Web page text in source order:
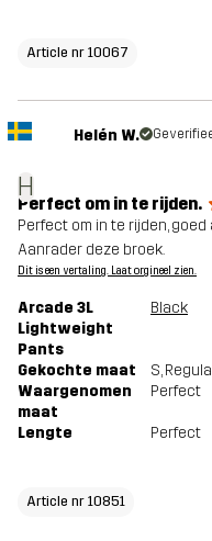
Article nr 10067
H
Helén W.
Perfect om in te rijden.
Perfect om in te rijden,
Aanrader deze broek.
Dit is een vertaling. Laat orgineel zien.
Arcade 3L
Lightweight
Pants
Black
Gekochte maat S,
Waargenomen
maat
Perfect
Lengte Perfect
Article nr 10851